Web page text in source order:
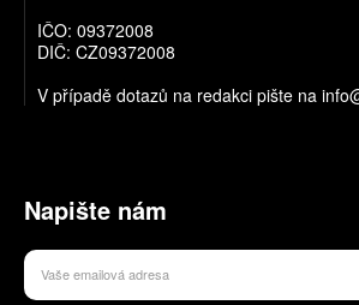
IČO: 09372008
DIČ: CZ09372008
V případě dotazů na redakci pište na
Napište nám